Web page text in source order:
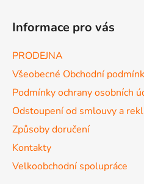
Informace pro vás
PRODEJNA
Všeobecné Obchodní
Podmínky ochrany osobních
Odstoupení od smlouvy a
Způsoby doručení
Kontakty
Velkoobchodní spolupráce